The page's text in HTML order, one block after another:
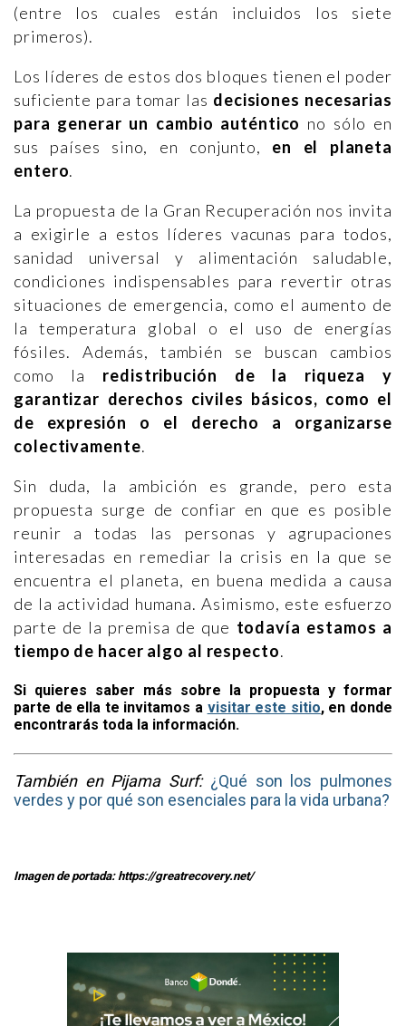
(entre los cuales están incluidos los siete
primeros).
Los líderes de estos dos bloques tienen el poder
suficiente para tomar las decisiones necesarias
para generar un cambio auténtico no sólo en
sus países sino, en conjunto, en el planeta
entero.
La propuesta de la Gran Recuperación nos invita
a exigirle a estos líderes vacunas para todos,
sanidad universal y alimentación saludable,
condiciones indispensables para revertir otras
situaciones de emergencia, como el aumento de
la temperatura global o el uso de energías
fósiles. Además, también se buscan cambios
como la redistribución de la riqueza y
garantizar derechos civiles básicos, como el
de expresión o el derecho a organizarse
colectivamente.
Sin duda, la ambición es grande, pero esta
propuesta surge de confiar en que es posible
reunir a todas las personas y agrupaciones
interesadas en remediar la crisis en la que se
encuentra el planeta, en buena medida a causa
de la actividad humana. Asimismo, este esfuerzo
parte de la premisa de que todavía estamos a
tiempo de hacer algo al respecto.
Si quieres saber más sobre la propuesta y formar
parte de ella te invitamos a visitar este sitio, en donde
encontrarás toda la información.
También en Pijama Surf: ¿Qué son los pulmones
verdes y por qué son esenciales para la vida urbana?
Imagen de portada: https://greatrecovery.net/